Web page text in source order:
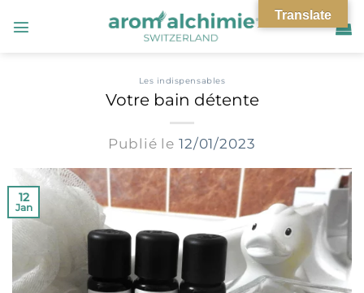
Les indispensables
Votre bain détente
Publié le 12/01/2023
12
Jan
Translate